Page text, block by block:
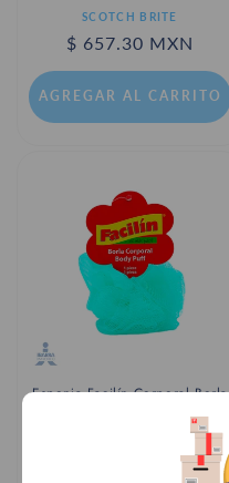
Proveedor:SCOTCH BRITE
Precio
habitual
$ 657.30 MXN
AGREGAR AL CARRITO
Esponja Facilín Corporal Borla
$ 402.71 MXN